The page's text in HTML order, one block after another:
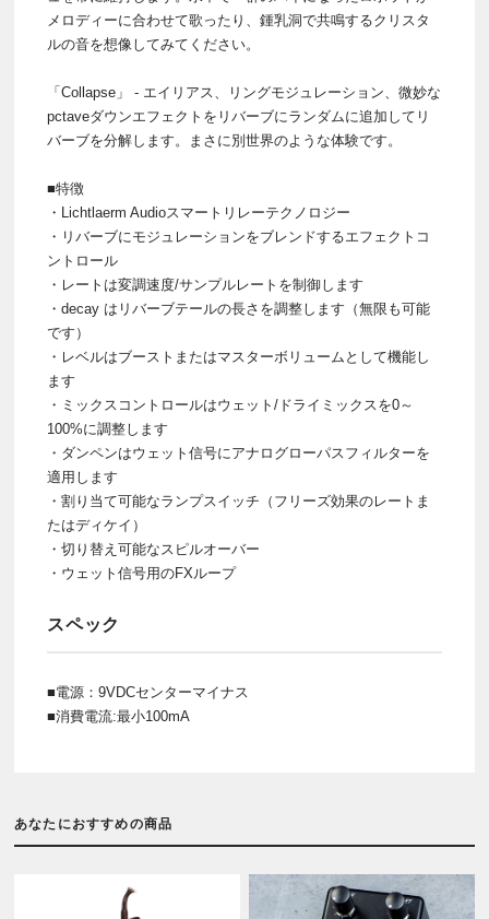
メロディーに合わせて歌ったり、鍾乳洞で共鳴するクリスタ
ルの音を想像してみてください。
「Collapse」 - エイリアス、リングモジュレーション、微妙な
pctaveダウンエフェクトをリバーブにランダムに追加してリ
バーブを分解します。まさに別世界のような体験です。
■特徴
・Lichtlaerm Audioスマートリレーテクノロジー
・リバーブにモジュレーションをブレンドするエフェクトコ
ントロール
・レートは変調速度/サンプルレートを制御します
・decay はリバーブテールの長さを調整します（無限も可能
です）
・レベルはブーストまたはマスターボリュームとして機能し
ます
・ミックスコントロールはウェット/ドライミックスを0～
100%に調整します
・ダンペンはウェット信号にアナログローパスフィルターを
適用します
・割り当て可能なランプスイッチ（フリーズ効果のレートま
たはディケイ）
・切り替え可能なスピルオーバー
・ウェット信号用のFXループ
スペック
■電源：9VDCセンターマイナス
■消費電流:最小100mA
あなたにおすすめの商品